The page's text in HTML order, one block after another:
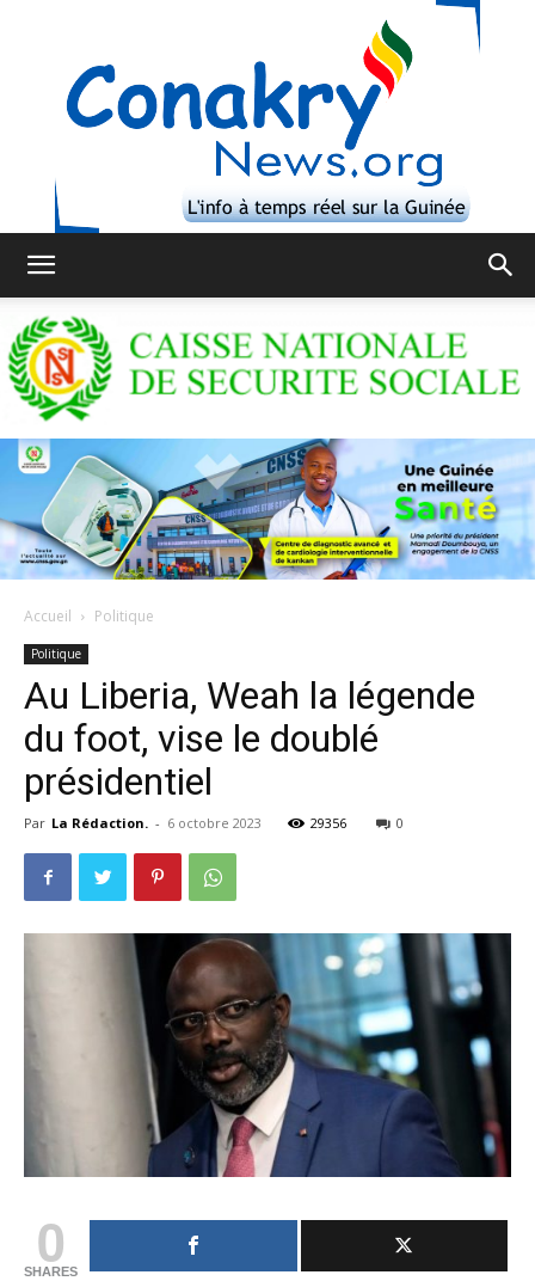
Accueil Politique
Politique
Au Liberia, Weah la légende
du foot, vise le doublé
présidentiel
Par La Rédaction. - 6 octobre 2023 29356 0
0
SHARES